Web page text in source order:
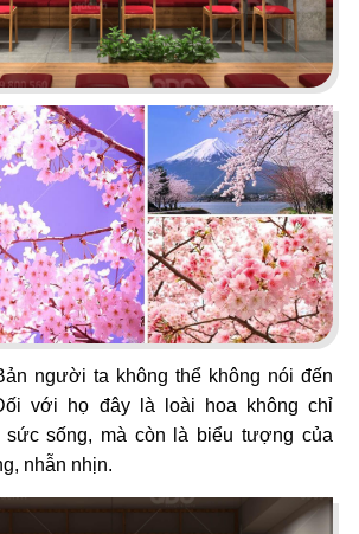
người ta không thể không nói đến
với họ đây là loài hoa không chỉ
sống, mà còn là biểu tượng của
nhẫn nhịn.
72
SIK DAK FOOK
Nhà hàng Dimsum
74
L'MANT VÕ VĂN TẦN
Café